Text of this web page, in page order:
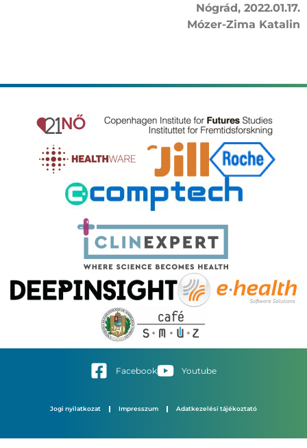
Nógrád, 2022.01.17.
Mózer-Zima Katalin
Facebook Youtube
Jogi nyilatkozat Impresszum Adatkezelési tájékoztató